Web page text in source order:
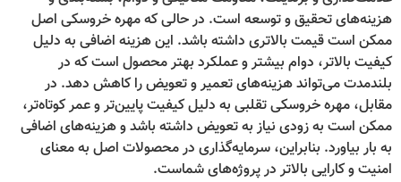
هزینه‌های تحقیق و توسعه است. در حالی که مهره خروسکی اصل
ممکن است قیمت بالاتری داشته باشد. این هزینه اضافی به دلیل
کیفیت بالاتر، دوام بیشتر و عملکرد بهتر محصول است که در
بلندمدت می‌تواند هزینه‌های تعمیر و تعویض را کاهش دهد. در
مقابل، مهره خروسکی تقلبی به دلیل کیفیت پایین‌تر و عمر کوتاه‌تر،
ممکن است به زودی نیاز به تعویض داشته باشد و هزینه‌های اضافی
به بار بیاورد. بنابراین، سرمایه‌گذاری در محصولات اصل به معنای
امنیت و کارایی بالاتر در پروژه‌های شماست.